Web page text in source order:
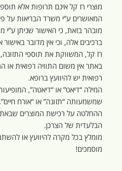
מוצרי רז קל אינם תרופות אלא
המאושרים ע”י משרד הבריאות על
מובהר בזאת, כי האישור שניתן
ברכיבים אלה, וכי אין מדובר
רז קל, המשווקת את תוספי
באתר אין משום התוויה רפואית או
רפואית יש להיוועץ ברופא.
שמשמעותה “תזונה” או “אורח חיים”.
ההחלטה על רכישת המוצרים
הבלעדית של הצרכן.
מומלץ בכל מקרה להיוועץ או
מוסמכים!